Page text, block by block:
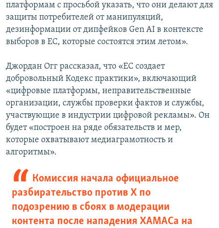
платформам с просьбой указать, что они делают для
защиты потребителей от манипуляций,
дезинформации от дипфейков Gen AI в контексте
выборов в ЕС, которые состоятся этим летом».
Джордан Огг рассказал, что «ЕС создает
добровольный Кодекс практики», включающий
«цифровые платформы, неправительственные
организации, службы проверки фактов и службы,
участвующие в индустрии цифровой рекламы». Он
будет «построен на ряде обязательств и мер,
которые охватывают медиаграмотность и
алгоритмы».
Комиссия начала официальное
разбирательство против X по
подозрению в сбоях в модерации
контента после нападения ХАМАСа на